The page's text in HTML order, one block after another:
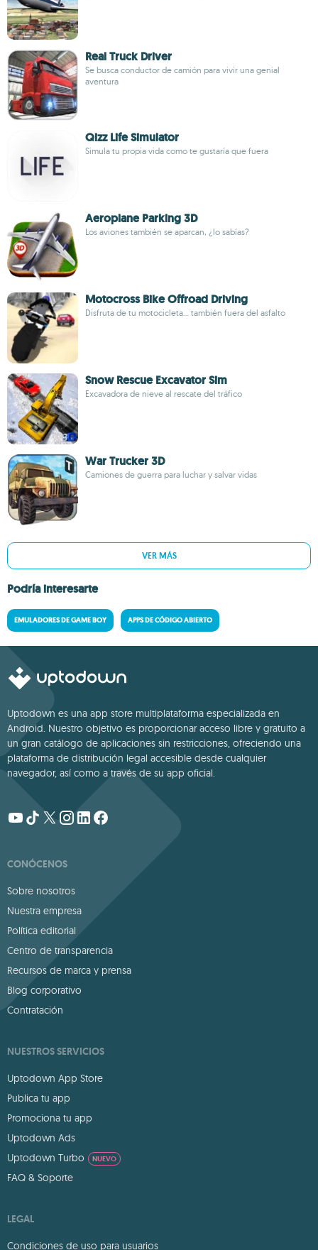
Real Truck Driver
Se busca conductor de camión para vivir una genial
aventura
Qizz Life Simulator
Simula tu propia vida como te gustaría que fuera
Aeroplane Parking 3D
Los aviones también se aparcan, ¿lo sabías?
Motocross Bike Offroad Driving
Disfruta de tu motocicleta... también fuera del asfalto
Snow Rescue Excavator Sim
Excavadora de nieve al rescate del tráfico
War Trucker 3D
Camiones de guerra para luchar y salvar vidas
VER MÁS
Podría interesarte
EMULADORES DE GAME BOY APPS DE CÓDIGO ABIERTO
Uptodown es una app store multiplataforma especializada en
Android. Nuestro objetivo es proporcionar acceso libre y gratuito a
un gran catálogo de aplicaciones sin restricciones, ofreciendo una
plataforma de distribución legal accesible desde cualquier
navegador, así como a través de su app oficial.
CONÓCENOS
Sobre nosotros
Nuestra empresa
Política editorial
Centro de transparencia
Recursos de marca y prensa
Blog corporativo
Contratación
NUESTROS SERVICIOS
Uptodown App Store
Publica tu app
Promociona tu app
Uptodown Ads
Uptodown Turbo
NUEVO
FAQ & Soporte
LEGAL
Condiciones de uso para usuarios